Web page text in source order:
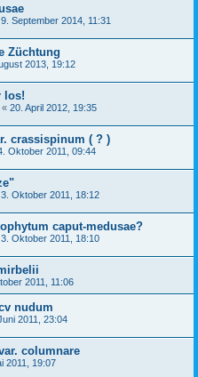
9. September 2014, 11:31
Züchtung
2013, 19:12
los!
« 20. April 2012, 19:35
crassispinum ( ? )
Oktober 2011, 09:44
3. Oktober 2011, 18:12
caput-medusae?
3. Oktober 2011, 18:10
2011, 11:06
nudum
2011, 23:04
columnare
2011, 19:07